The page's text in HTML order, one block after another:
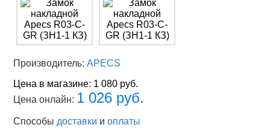
Производитель:APECS
Цена в магазине: 1 080 руб.
Цена онлайн: 1 026 руб.
Способы доставки иоплаты